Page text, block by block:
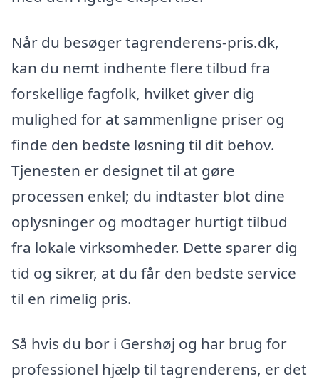
Når du besøger tagrenderens-pris.dk,
kan du nemt indhente flere tilbud fra
forskellige fagfolk, hvilket giver dig
mulighed for at sammenligne priser og
finde den bedste løsning til dit behov.
Tjenesten er designet til at gøre
processen enkel; du indtaster blot dine
oplysninger og modtager hurtigt tilbud
fra lokale virksomheder. Dette sparer dig
tid og sikrer, at du får den bedste service
til en rimelig pris.
Så hvis du bor i Gershøj og har brug for
professionel hjælp til tagrenderens, er det